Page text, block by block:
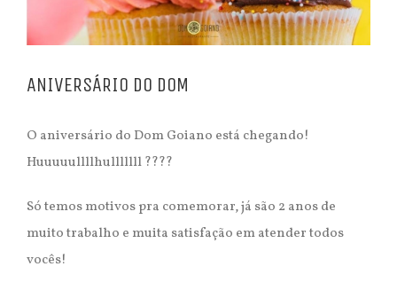
ANIVERSÁRIO DO DOM
O aniversário do Dom Goiano está chegando!
Huuuuullllhulllllll????
Só temos motivos pra comemorar, já são 2 anos de
muito trabalho e muita satisfação em atender todos
vocês!